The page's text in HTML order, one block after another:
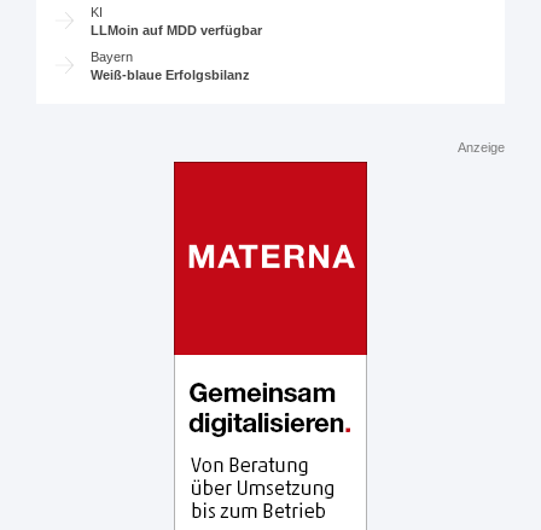
KI
LLMoin auf MDD verfügbar
Bayern
Weiß-blaue Erfolgsbilanz
Anzeige